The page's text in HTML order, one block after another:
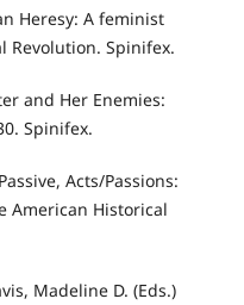
Heresy: A feminist
Revolution. Spinifex.
and Her Enemies:
Spinifex.
Acts/Passions:
American Historical
Madeline D. (Eds.)